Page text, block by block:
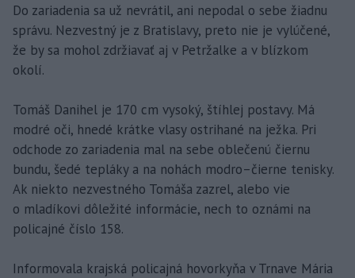
Do zariadenia sa už nevrátil, ani nepodal o sebe žiadnu
správu. Nezvestný je z Bratislavy, preto nie je vylúčené,
že by sa mohol zdržiavať aj v Petržalke a v blízkom
okolí.
Tomáš Danihel je 170 cm vysoký, štíhlej postavy. Má
modré oči, hnedé krátke vlasy ostrihané na ježka. Pri
odchode zo zariadenia mal na sebe oblečenú čiernu
bundu, šedé tepláky a na nohách modro–čierne tenisky.
Ak niekto nezvestného Tomáša zazrel, alebo vie
o mladíkovi dôležité informácie, nech to oznámi na
policajné číslo 158.
Informovala krajská policajná hovorkyňa v Trnave Mária